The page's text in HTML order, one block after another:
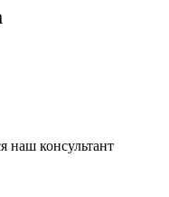
наш консультант